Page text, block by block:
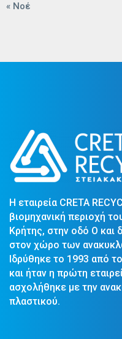
« Νοέ
Η εταιρεία CRETA
βιομηχανική περιοχή
Κρήτης, στην οδό Ο και
στον χώρο των
Ιδρύθηκε το 1993 από
και ήταν η πρώτη
ασχολήθηκε με την
πλαστικού.